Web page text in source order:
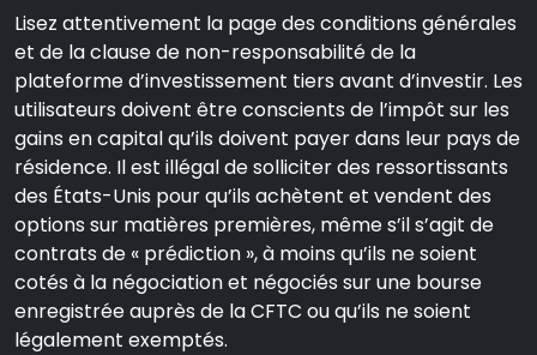
Lisez attentivement la page des conditions générales
et de la clause de non-responsabilité de la
plateforme d’investissement tiers avant d’investir. Les
utilisateurs doivent être conscients de l’impôt sur les
gains en capital qu’ils doivent payer dans leur pays de
résidence. Il est illégal de solliciter des ressortissants
des États-Unis pour qu’ils achètent et vendent des
options sur matières premières, même s’il s’agit de
contrats de « prédiction », à moins qu’ils ne soient
cotés à la négociation et négociés sur une bourse
enregistrée auprès de la CFTC ou qu’ils ne soient
légalement exemptés.